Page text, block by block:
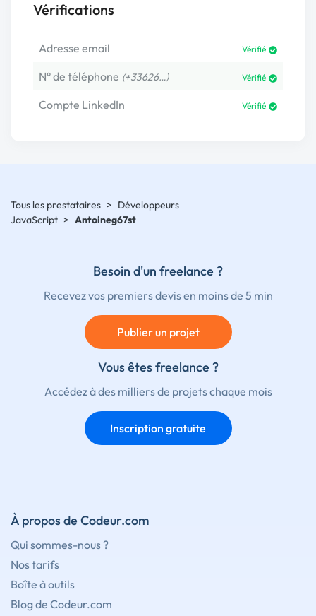
Vérifications
Adresse email Vérifié
N° de téléphone (+33626…) Vérifié
Compte LinkedIn Vérifié
Tous les prestataires > Développeurs
JavaScript > Antoineg67st
Besoin d'un freelance ?
Recevez vos premiers devis en moins de 5 min
Publier un projet
Vous êtes freelance ?
Accédez à des milliers de projets chaque mois
Inscription gratuite
À propos de Codeur.com
Qui sommes-nous ?
Nos tarifs
Boîte à outils
Blog de Codeur.com